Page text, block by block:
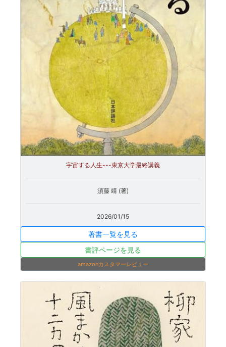
宇宙する人生---東京大学最終講義
須藤 靖 (著)
2026/01/15
著書一覧を見る
書評ページを見る
amazonカスタマーレビュー